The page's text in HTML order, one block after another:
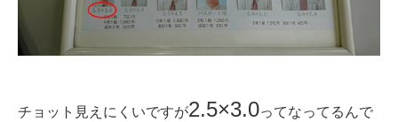
チョット見えにくいですが2.5×3.0ってなってるんで